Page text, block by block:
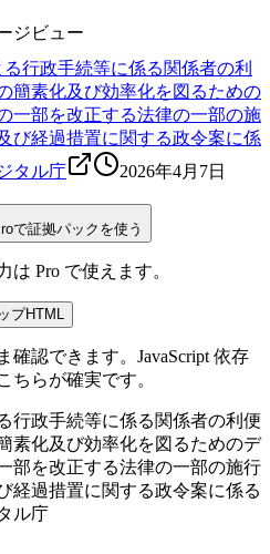
ジビュー
行政手続等に係る関係者の利
簡素化及び効率化を図るための
一部を改正する法律の一部の施
び経過措置に関する政令案に係
タル庁
2026年4月7日
で証拠パックを使う
Pro で使えます。
プHTML
認できます。JavaScript 依存
ちらが確実です。